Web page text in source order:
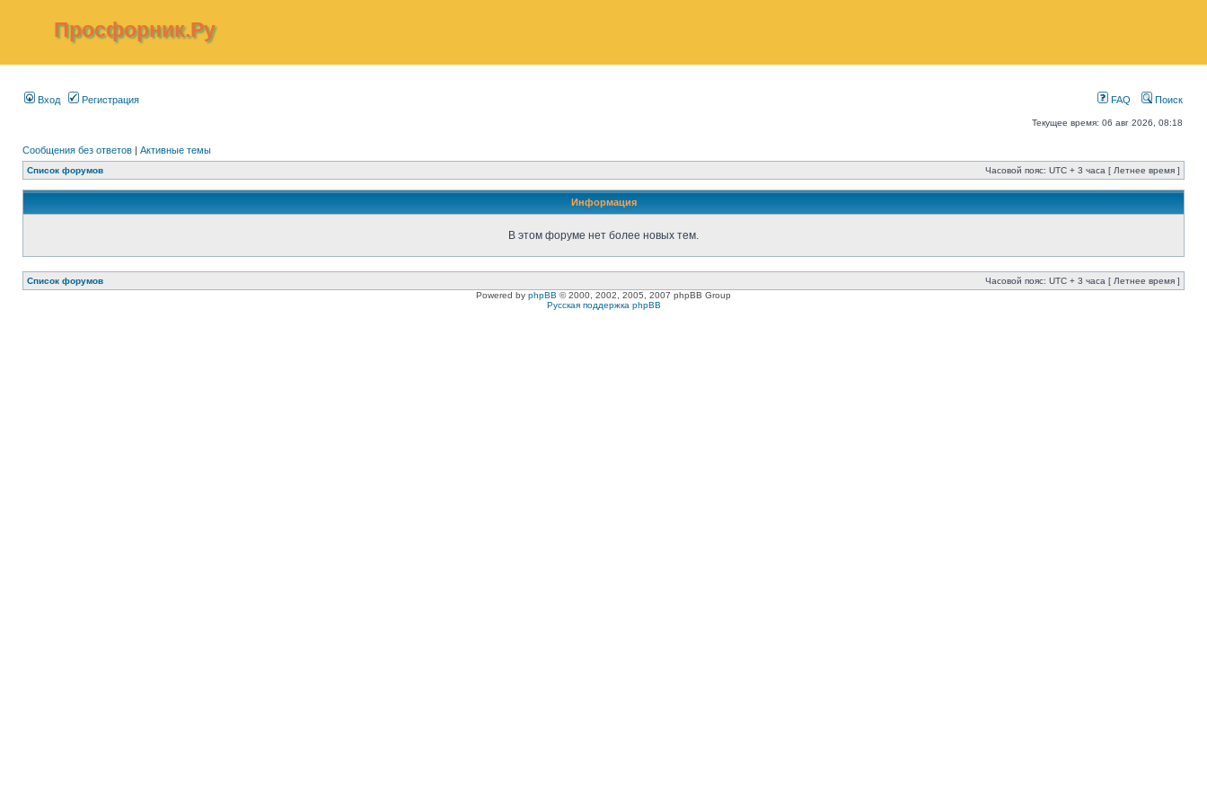
Просфорник.Ру
Вход Регистрация FAQ Поиск
Текущее время: 06 авг 2026, 08:18
Сообщения без ответов | Активные темы
Список форумов Часовой пояс: UTC + 3 часа [ Летнее время ]
Информация
В этом форуме нет более новых тем.
Список форумов
Часовой пояс: UTC + 3 часа [ Летнее время ]
Powered by phpBB © 2000, 2002, 2005, 2007 phpBB Group
Русская поддержка phpBB